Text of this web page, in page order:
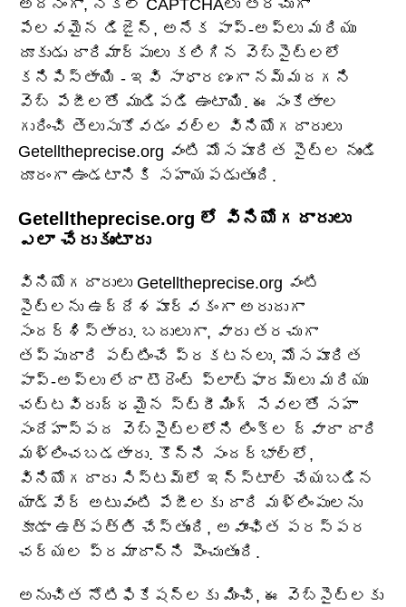
అదనంగా, నకిలీ CAPTCHAలు తరచుగా
పేలవమైన డిజైన్, అనేక పాప్-అప్‌లు మరియు
దూకుడు దారిమార్పులు కలిగిన వెబ్‌సైట్‌లలో
కనిపిస్తాయి - ఇవి సాధారణంగా నమ్మదగని
వెబ్ పేజీలతో ముడిపడి ఉంటాయి. ఈ సంకేతాల
గురించి తెలుసుకోవడం వల్ల వినియోగదారులు
Getelltheprecise.org వంటి మోసపూరిత సైట్‌ల నుండి
దూరంగా ఉండటానికి సహాయపడుతుంది.
Getelltheprecise.org లో వినియోగదారులు
ఎలా చేరుకుంటారు
వినియోగదారులు Getelltheprecise.org వంటి
సైట్‌లను ఉద్దేశపూర్వకంగా అరుదుగా
సందర్శిస్తారు. బదులుగా, వారు తరచుగా
తప్పుదారి పట్టించే ప్రకటనలు, మోసపూరిత
పాప్-అప్‌లు లేదా టొరెంట్ ప్లాట్‌ఫారమ్‌లు మరియు
చట్టవిరుద్ధమైన స్ట్రీమింగ్ సేవలతో సహా
సందేహాస్పద వెబ్‌సైట్‌లలోని లింక్‌ల ద్వారా దారి
మళ్లించబడతారు. కొన్ని సందర్భాల్లో,
వినియోగదారు సిస్టమ్‌లో ఇన్‌స్టాల్ చేయబడిన
యాడ్‌వేర్ అటువంటి పేజీలకు దారి మళ్లింపులను
కూడా ఉత్పత్తి చేస్తుంది, అవాంఛిత పరస్పర
చర్యల ప్రమాదాన్ని పెంచుతుంది.
అనుచిత నోటిఫికేషన్‌లకు మించి, ఈ వెబ్‌సైట్‌లకు